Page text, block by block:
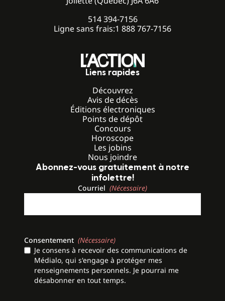
514 394-7156
Ligne sans frais:1 888 767-7156
Liens rapides
Découvrez
Avis de décès
Éditions électroniques
Points de dépôt
Concours
Horoscope
Les jobins
Nous joindre
Abonnez-vous gratuitement à notre
infolettre!
Courriel (Nécessaire)
Consentement (Nécessaire)
Je consens à recevoir des communications de
Médialo, qui s'engage à protéger mes
renseignements personnels. Je pourrai me
désabonner en tout temps.